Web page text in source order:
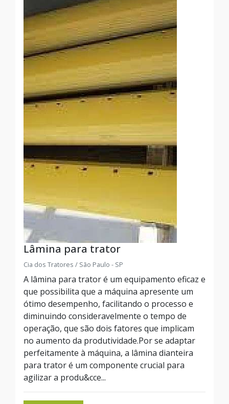
Lâmina para trator
Cia dos Tratores / São Paulo - SP
A lâmina para trator é um equipamento eficaz e
que possibilita que a máquina apresente um
ótimo desempenho, facilitando o processo e
diminuindo consideravelmente o tempo de
operação, que são dois fatores que implicam
no aumento da produtividade.Por se adaptar
perfeitamente à máquina, a lâmina dianteira
para trator é um componente crucial para
agilizar a produ&cce...